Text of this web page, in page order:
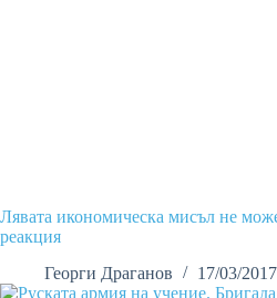
Лявата икономическа мисъл не
реакция
Георги Драганов
17/03/2017